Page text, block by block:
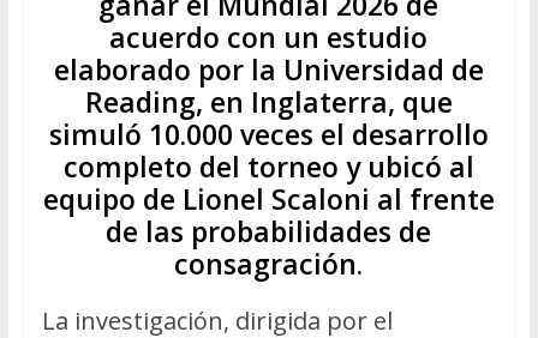
acuerdo con un estudio
elaborado por la Universidad de
Reading, en Inglaterra, que
simuló 10.000 veces el desarrollo
completo del torneo y ubicó al
equipo de Lionel Scaloni al frente
de las probabilidades de
consagración.
La investigación, dirigida por el